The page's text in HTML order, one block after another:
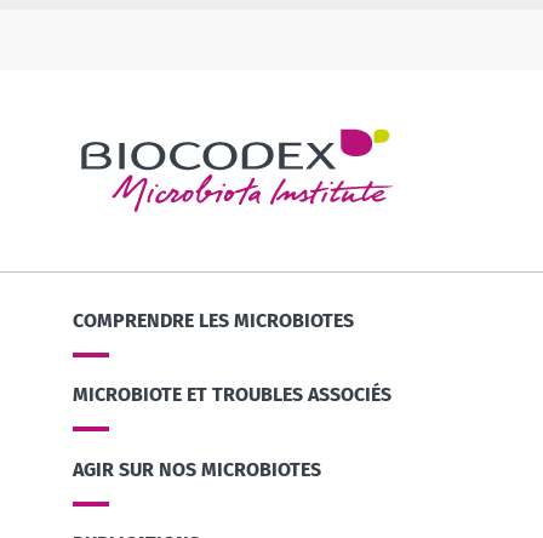
COMPRENDRE LES MICROBIOTES
MICROBIOTE ET TROUBLES ASSOCIÉS
AGIR SUR NOS MICROBIOTES